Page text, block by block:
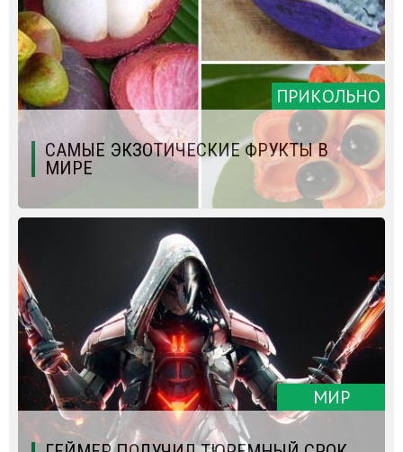
ПРИКОЛЬНО
САМЫЕ ЭКЗОТИЧЕСКИЕ ФРУКТЫ В
МИРЕ
МИР